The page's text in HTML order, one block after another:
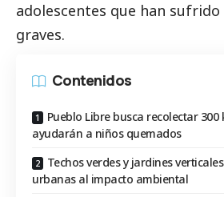
adolescentes que han
graves.
Contenidos
Pueblo Libre busca recolectar
ayudarán a niños quemados
Techos verdes y jardines
urbanas al impacto ambiental